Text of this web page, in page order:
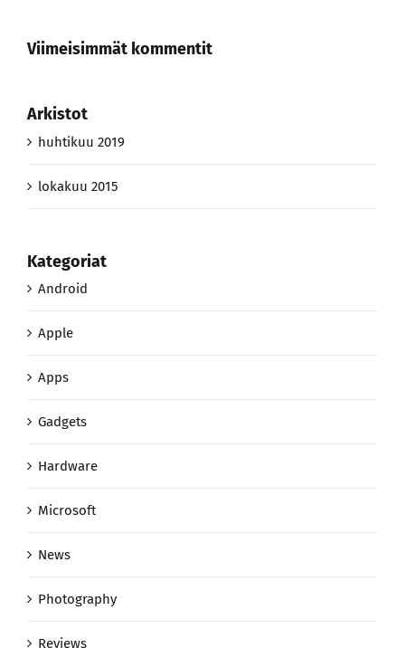
Viimeisimmät kommentit
Arkistot
huhtikuu 2019
lokakuu 2015
Kategoriat
Android
Apple
Apps
Gadgets
Hardware
Microsoft
News
Photography
Reviews